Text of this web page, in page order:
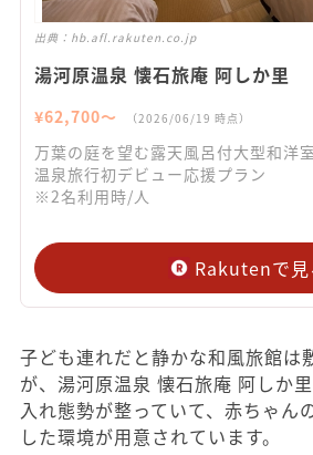
出典： hb.afl.rakuten.co.jp
湯河原温泉 懐石旅庵 阿しか里
¥62,700〜 （2026/06/19 時点）
万葉の庭を望む露天風呂付大型和洋室
温泉旅行初デビュー応援プラン
※2名利用時/人
Rakutenで見
子ども連れだと静かな和風旅館は
が、湯河原温泉 懐石旅庵 阿しか
入れ態勢が整っていて、赤ちゃん
した環境が用意されています。